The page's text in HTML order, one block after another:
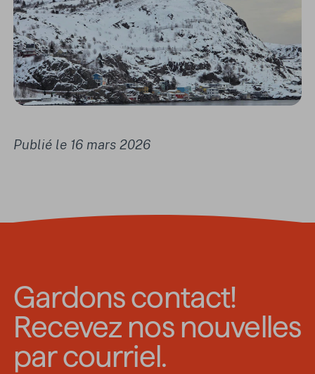
Publié le 16 mars 2026
Gardons contact!
Recevez nos nouvelles
par courriel.